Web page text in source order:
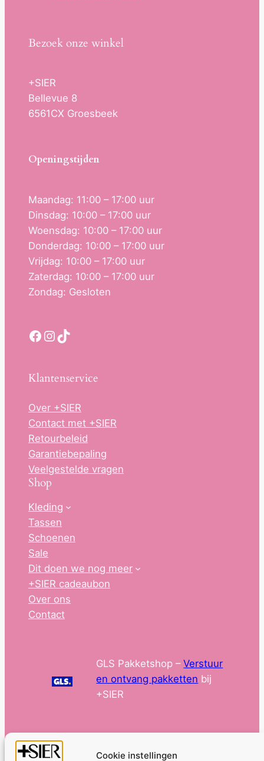
Cookie instellingen
Bezoek onze winkel
+SIER
Bellevue 8
6561CX Groesbeek
Openingstijden
Maandag: 11:00 – 17:00 uur
Dinsdag: 10:00 – 17:00 uur
Woensdag: 10:00 – 17:00 uur
Donderdag: 10:00 – 17:00 uur
Vrijdag: 10:00 – 17:00 uur
Zaterdag: 10:00 – 17:00 uur
Zondag: Gesloten
Facebook InstagramTikTok
Klantenservice
Over +SIER
Contact met +SIER
Retourbeleid
Garantiebepaling
Veelgestelde vragen
Shop
Kleding
Tassen
Schoenen
Sale
Dit doen we nog meer
+SIER cadeaubon
Over ons
Contact
GLS Pakketshop –Verstuur
en ontvang pakketten bij
+SIER